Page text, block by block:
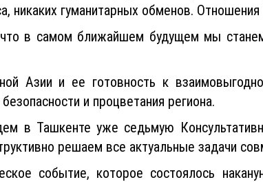
никаких гуманитарных обменов.
в самом ближайшем будущем мы
Азии и ее готовность к
и процветания региона.
в Ташкенте уже седьмую
решаем все актуальные задачи
событие, которое состоялось